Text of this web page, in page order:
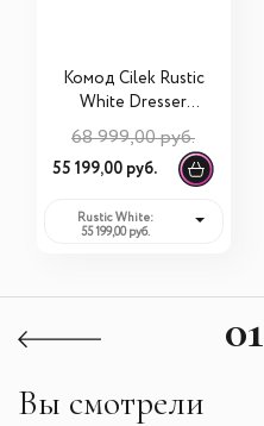
Комод Cilek Rustic
White Dresser
68 999,00 руб.
55 199,00 руб.
Rustic White:
55 199,00 руб.
01
Вы смотрели